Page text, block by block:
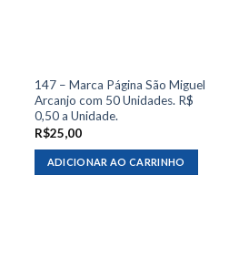
147 – Marca Página São Miguel
Arcanjo com 50 Unidades. R$
0,50 a Unidade.
R$25,00
ADICIONAR AO CARRINHO